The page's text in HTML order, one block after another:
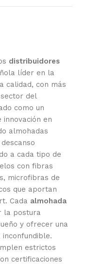
distribuidores
líder en la
calidad, con más
del
como un
en
almohadas
a cada tipo de
con fibras
microfibras de
que aportan
Cada almohada
la postura
y ofrecer una
inconfundible.
estrictos
certificaciones